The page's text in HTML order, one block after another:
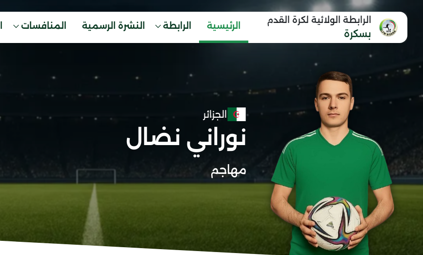
الرابطة الولائية لكرة القدم
بسكرة
الرئيسية الرابطة النشرة الرسمية المنافسات
الجزائر
نوراني نضال
مهاجم